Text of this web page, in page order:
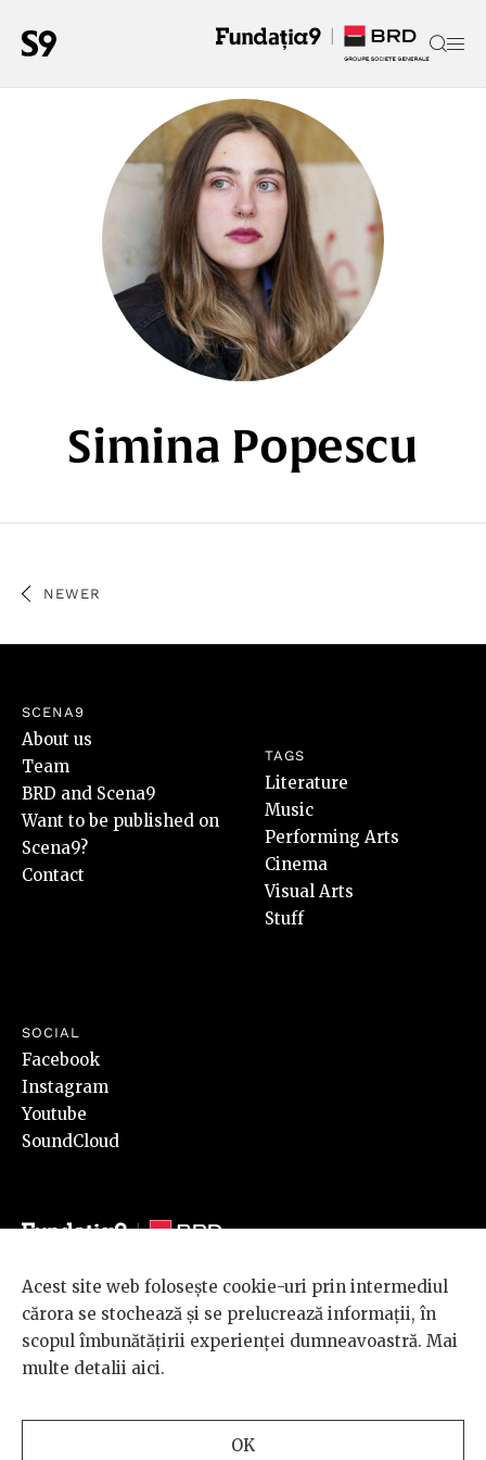
Simina Popescu
NEWER
SCENA9
About us
Team
BRD and Scena9
Want to be published on
Scena9?
Contact
TAGS
Literature
Music
Performing Arts
Cinema
Visual Arts
Stuff
SOCIAL
Facebook
Instagram
Youtube
SoundCloud
© 2026 BRD Groupe Société Générale, toate drepturile rezervate.
Scena 9 este un proiect sustinut de
BRD GROUPE SOCIÉTÉ
GÉNÉRALE
Acest site web folosește cookie-uri prin intermediul
cărora se stochează și se prelucrează informații, în
scopul îmbunătățirii experienței dumneavoastră. Mai
multe detalii aici.
OK